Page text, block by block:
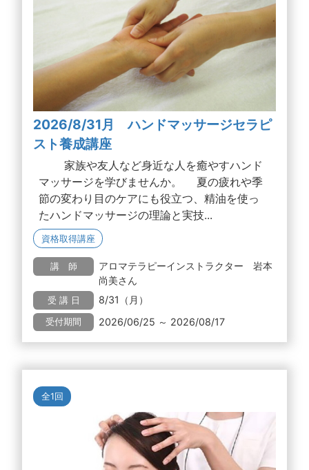
2026/8/31月 ハンドマッサージセラピ
スト養成講座
家族や友人など身近な人を癒やすハンド
マッサージを学びませんか。 夏の疲れや季
節の変わり目のケアにも役立つ、精油を使っ
たハンドマッサージの理論と実技...
資格取得講座
講 師
アロマテラピーインストラクター 岩本
尚美さん
受 講 日 8/31（月）
受付期間 2026/06/25 ～ 2026/08/17
全1回